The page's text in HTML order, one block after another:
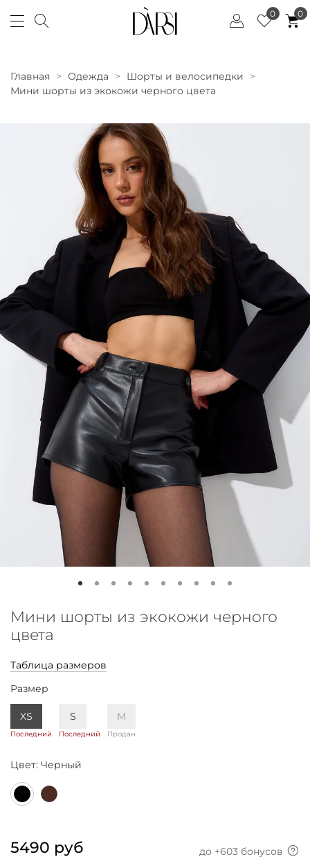
0 0
Главная Одежда
Шорты и велосипедки
Мини шорты из экокожи черного цвета
Мини шорты из экокожи черного
цвета
Таблица размеров
Размер
XS
Последний
S
Последний
M
Продан
Цвет: Черный
5490 руб до +603 бонусов